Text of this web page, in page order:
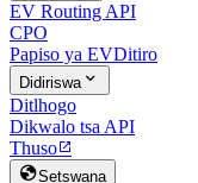
EV Routing API
CPO
Papiso ya EVDitiro
Didiriswa 
Ditlhogo
Dikwalo tsa API
Thuso
Setswana